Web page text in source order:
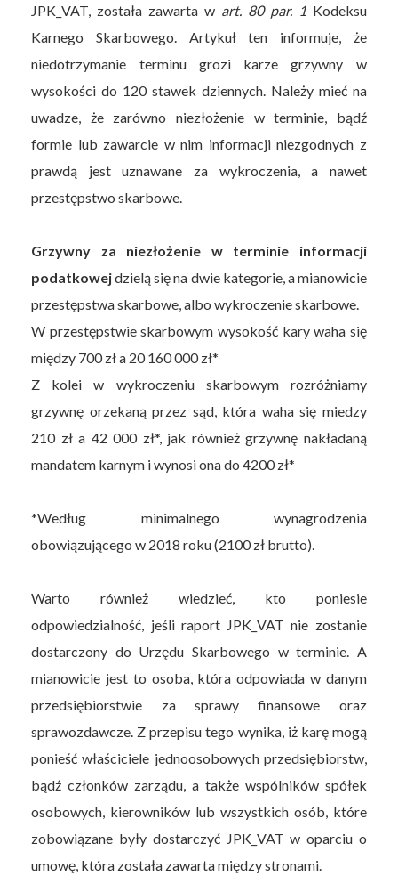
JPK_VAT, została zawarta w art. 80 par. 1Kodeksu
Karnego Skarbowego. Artykuł ten informuje, że
niedotrzymanie terminu grozi karze grzywny w
wysokości do 120 stawek dziennych. Należy mieć na
uwadze, że zarówno niezłożenie w terminie, bądź
formie lub zawarcie w nim informacji niezgodnych z
prawdą jest uznawane za wykroczenia, a nawet
przestępstwo skarbowe.
Grzywny za niezłożenie w terminie informacji
podatkowejdzielą się na dwie kategorie, a mianowicie
przestępstwa skarbowe, albo wykroczenie skarbowe.
W przestępstwie skarbowym wysokość kary waha się
między 700 zł a 20 160 000 zł*
Z kolei w wykroczeniu skarbowym rozróżniamy
grzywnę orzekaną przez sąd, która waha się miedzy
210 zł a 42 000 zł*, jak również grzywnę nakładaną
mandatem karnym i wynosi ona do 4200 zł*
*Według minimalnego wynagrodzenia
obowiązującego w 2018 roku (2100 zł brutto).
Warto również wiedzieć, kto poniesie
odpowiedzialność, jeśli raport JPK_VAT nie zostanie
dostarczony do Urzędu Skarbowego w terminie. A
mianowicie jest to osoba, która odpowiada w danym
przedsiębiorstwie za sprawy finansowe oraz
sprawozdawcze. Z przepisu tego wynika, iż karę mogą
ponieść właściciele jednoosobowych przedsiębiorstw,
bądź członków zarządu, a także wspólników spółek
osobowych, kierowników lub wszystkich osób, które
zobowiązane były dostarczyć JPK_VAT w oparciu o
umowę, która została zawarta między stronami.